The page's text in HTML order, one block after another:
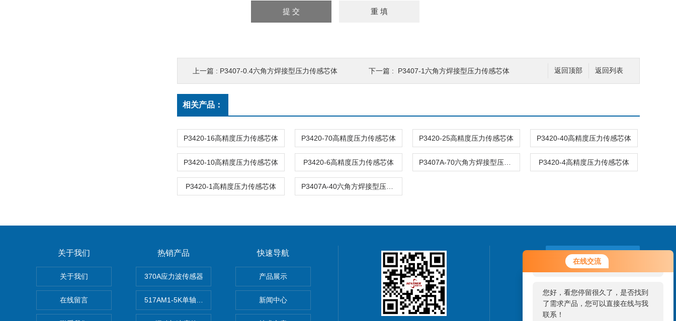
在线交流
您好！欢迎前来咨询，很高兴为您
服务，请问您要咨询什么问题呢？
您好，看您停留很久了，是否找到
了需求产品，您可以直接在线与我
联系！
返回列表
返回顶部
上一篇 : P3407-0.4六角方焊接型压力传感芯体 下一篇 : P3407-1六角方焊接型压力传感芯体
相关产品：
P3420-16高精度压力传感芯体 P3420-70高精度压力传感芯体 P3420-25高精度压力传感芯体 P3420-40高精度压力传感芯体
P3420-10高精度压力传感芯体 P3420-6高精度压力传感芯体 P3420-4高精度压力传感芯体
P3420-1高精度压力传感芯体
关于我们
关于我们
在线留言
热销产品
370A应力波传感器
517AM1-5K单轴冲击IEPE加速度传感器
快速导航
产品展示
新闻中心
联系我们
0755-85273639